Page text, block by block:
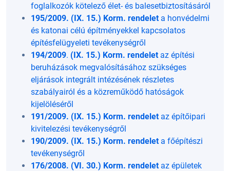
foglalkozók kötelező élet- és balesetbiztosításáról
195/2009. (IX. 15.) Korm. rendeleta honvédelmi
és katonai célú építményekkel kapcsolatos
építésfelügyeleti tevékenységről
194/2009. (IX. 15.) Korm. rendeletaz építési
beruházások megvalósításához szükséges
eljárások integrált intézésének részletes
szabályairól és a közreműködő hatóságok
kijelöléséről
191/2009. (IX. 15.) Korm. rendeletaz építőipari
kivitelezési tevékenységről
190/2009. (IX. 15.) Korm. rendeleta főépítészi
tevékenységről
176/2008. (VI. 30.) Korm. rendelet az épületek